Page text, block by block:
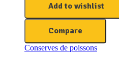
Add to wishlist
Compare
Conserves de poissons